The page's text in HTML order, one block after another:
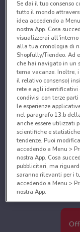
Se dai il tuo consenso
tutto il mondo
idea accedendo a
nostra App. Cosa
visualizzerai
alla tua cronologia di
Shopfully/Tiendeo. Ad
che hai navigato in un
tema vacanze. Inoltre,
il relativo consenso)
rete e agli identificativi
condivisi con terze
le esperienze
nel paragrafo 13.b
anche essere utilizzati
scientifiche e
tendenze. Puoi
accedendo a Menu >
nostra App. Cosa
pubblicitari, ma
saranno rilevanti per i
accedendo a Menu >
nostra App.
Noi e i nostri
Utilizzare dati di
caratteristiche del